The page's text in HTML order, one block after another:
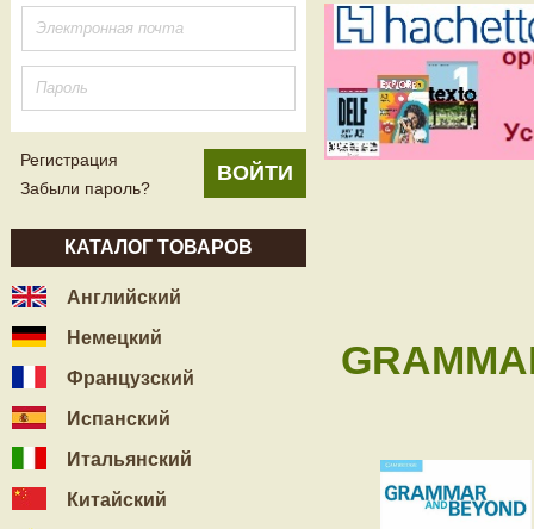
Регистрация
Забыли пароль?
КАТАЛОГ ТОВАРОВ
Английский
Немецкий
Французский
Испанский
Итальянский
Китайский